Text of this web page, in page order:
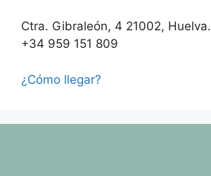
Ctra. Gibraleón, 4 21002, Huelva.
+34 959 151 809
¿Cómo llegar?